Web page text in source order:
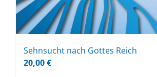
Sehn­sucht nach Got­tes Reich
20,00€